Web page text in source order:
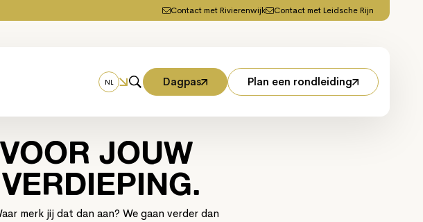
Contact met Rivierenwijk Contact met Leidsche Rijn
NL Dagpas Plan een rondleiding
JOUW
merk jij dat dan aan? We gaan verder dan